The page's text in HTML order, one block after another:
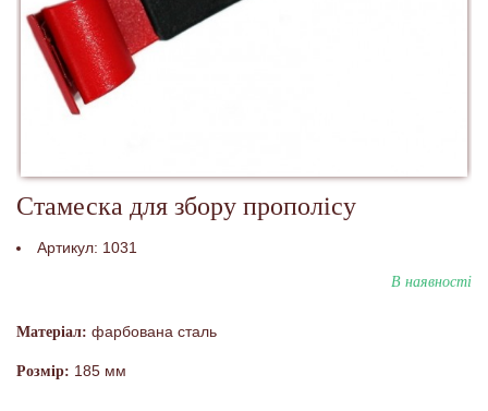
Стамеска для збору прополісу
Артикул: 1031
В наявності
Матеріал: фарбована сталь
Розмір: 185 мм